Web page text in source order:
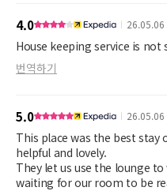
4.0 26.05.06
House keeping service is not
번역하기
5.0 26.05.06
This place was the best
helpful and lovely.
They let us use the lounge
waiting for our room to be